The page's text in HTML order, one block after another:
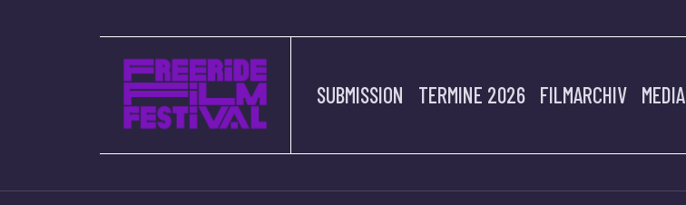
SUBMISSION TERMINE 2026 FILMARCHIV MEDIA